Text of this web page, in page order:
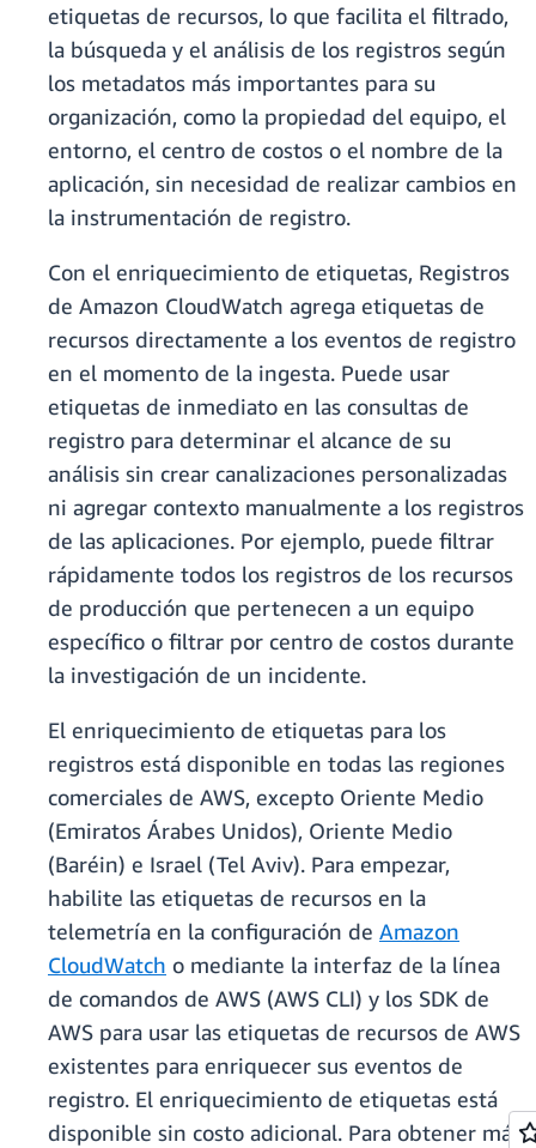
etiquetas de recursos, lo que facilita el filtrado,
la búsqueda y el análisis de los registros según
los metadatos más importantes para su
organización, como la propiedad del equipo, el
entorno, el centro de costos o el nombre de la
aplicación, sin necesidad de realizar cambios en
la instrumentación de registro.
Con el enriquecimiento de etiquetas, Registros
de Amazon CloudWatch agrega etiquetas de
recursos directamente a los eventos de registro
en el momento de la ingesta. Puede usar
etiquetas de inmediato en las consultas de
registro para determinar el alcance de su
análisis sin crear canalizaciones personalizadas
ni agregar contexto manualmente a los registros
de las aplicaciones. Por ejemplo, puede filtrar
rápidamente todos los registros de los recursos
de producción que pertenecen a un equipo
específico o filtrar por centro de costos durante
la investigación de un incidente.
El enriquecimiento de etiquetas para los
registros está disponible en todas las regiones
comerciales de AWS, excepto Oriente Medio
(Emiratos Árabes Unidos), Oriente Medio
(Baréin) e Israel (Tel Aviv). Para empezar,
habilite las etiquetas de recursos en la
telemetría en la configuración de Amazon
CloudWatch o mediante la interfaz de la línea
de comandos de AWS (AWS CLI) y los SDK de
AWS para usar las etiquetas de recursos de AWS
existentes para enriquecer sus eventos de
registro. El enriquecimiento de etiquetas está
disponible sin costo adicional. Para obtener más